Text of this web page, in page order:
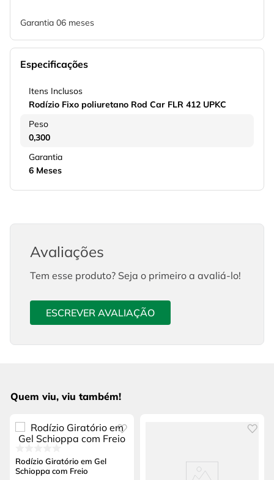
Garantia 06 meses
Especificações
Itens Inclusos
Rodízio Fixo poliuretano Rod Car FLR 412 UPKC
Peso
0,300
Garantia
6 Meses
Avaliações
Tem esse produto? Seja o primeiro a avaliá-lo!
ESCREVER AVALIAÇÃO
Quem viu, viu também!
Rodízio Giratório em Gel
Schioppa com Freio